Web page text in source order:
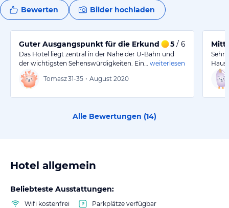
Bewerten Bilder hochladen
Guter Ausgangspunkt für die Erkundung von Paris
5 / 6
Das Hotel liegt zentral in der Nähe der U-Bahn und
der wichtigsten Sehenswürdigkeiten. Ein…
weiterlesen
Tomasz31-35 • August 2020
Sehr
Alle Bewertungen (14)
Hotel allgemein
Beliebteste Ausstattungen:
Wifi kostenfrei Parkplätze verfügbar